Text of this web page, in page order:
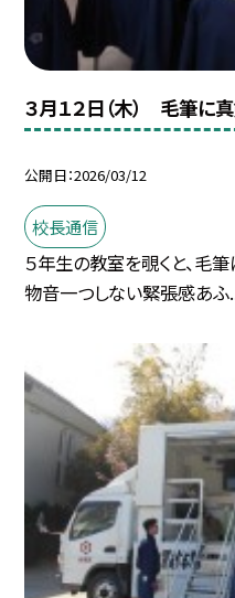
３月１２日（木） 毛筆に
公開日 2026/03/12
校長通信
５年生の教室を覗くと、毛
物音一つしない緊張感あふ